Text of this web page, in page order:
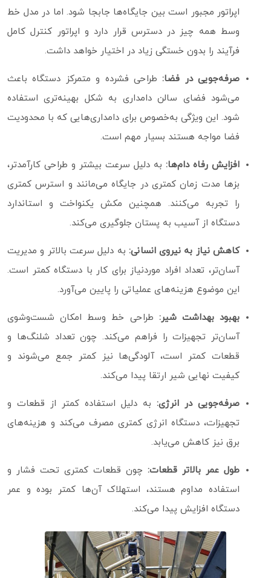
اپراتور مجبور است بین جایگاه‌ها جابجا شود. اما در مدل خط
وسط همه چیز در دسترس قرار دارد و اپراتور کنترل کامل
فرآیند را بدون خستگی زیاد در اختیار خواهد داشت.
صرفه‌جویی در فضا:طراحی فشرده و متمرکز دستگاه باعث
می‌شود فضای سالن دامداری به شکل بهینه‌تری استفاده
شود. این ویژگی به‌خصوص برای دامداری‌هایی که با محدودیت
فضا مواجه هستند بسیار مهم است.
افزایش رفاه دام‌ها: به دلیل سرعت بیشتر و طراحی کارآمدتر،
بزها مدت زمان کمتری در جایگاه می‌مانند و استرس کمتری
را تجربه می‌کنند. همچنین مکش یکنواخت و استاندارد
دستگاه از آسیب به پستان جلوگیری می‌کند.
کاهش نیاز به نیروی انسانی: به دلیل سرعت بالاتر و مدیریت
آسان‌تر، تعداد افراد موردنیاز برای کار با دستگاه کمتر است.
این موضوع هزینه‌های عملیاتی را پایین می‌آورد.
بهبود بهداشت شیر: طراحی خط وسط امکان شست‌وشوی
آسان‌تر تجهیزات را فراهم می‌کند. چون تعداد شلنگ‌ها و
قطعات کمتر است، آلودگی‌ها نیز کمتر جمع می‌شوند و
کیفیت نهایی شیر ارتقا پیدا می‌کند.
صرفه‌جویی در انرژی: به دلیل استفاده کمتر از قطعات و
تجهیزات، دستگاه انرژی کمتری مصرف می‌کند و هزینه‌های
برق نیز کاهش می‌یابد.
طول عمر بالاتر قطعات: چون قطعات کمتری تحت فشار و
استفاده مداوم هستند، استهلاک آن‌ها کمتر بوده و عمر
دستگاه افزایش پیدا می‌کند.